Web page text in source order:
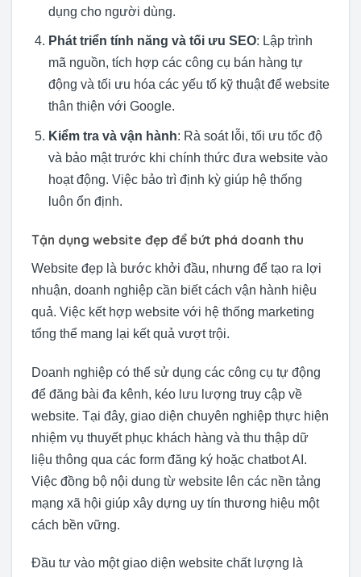
dụng cho người dùng.
Phát triển tính năng và tối ưu SEO: Lập trình
mã nguồn, tích hợp các công cụ bán hàng tự
động và tối ưu hóa các yếu tố kỹ thuật để website
thân thiện với Google.
Kiểm tra và vận hành: Rà soát lỗi, tối ưu tốc độ
và bảo mật trước khi chính thức đưa website vào
hoạt động. Việc bảo trì định kỳ giúp hệ thống
luôn ổn định.
Tận dụng website đẹp để bứt phá doanh thu
Website đẹp là bước khởi đầu, nhưng để tạo ra lợi
nhuận, doanh nghiệp cần biết cách vận hành hiệu
quả. Việc kết hợp website với hệ thống marketing
tổng thể mang lại kết quả vượt trội.
Doanh nghiệp có thể sử dụng các công cụ tự động
để đăng bài đa kênh, kéo lưu lượng truy cập về
website. Tại đây, giao diện chuyên nghiệp thực hiện
nhiệm vụ thuyết phục khách hàng và thu thập dữ
liệu thông qua các form đăng ký hoặc chatbot AI.
Việc đồng bộ nội dung từ website lên các nền tảng
mạng xã hội giúp xây dựng uy tín thương hiệu một
cách bền vững.
Đầu tư vào một giao diện website chất lượng là